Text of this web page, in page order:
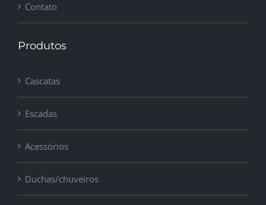
Contato
Produtos
Cascatas
Escadas
Acessórios
Duchas/chuveiros